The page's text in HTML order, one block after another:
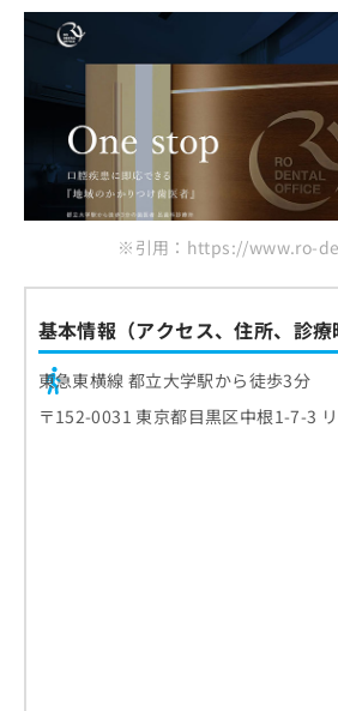
※引用：https://www.ro-
基本情報（アクセス、住所、診療
東急東横線 都立大学駅から徒歩3分
〒152-0031 東京都目黒区中根1-7-3